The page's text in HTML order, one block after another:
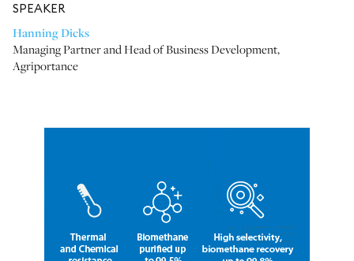
SPEAKER
Hanning Dicks
Managing Partner and Head of Business Development,
Agriportance